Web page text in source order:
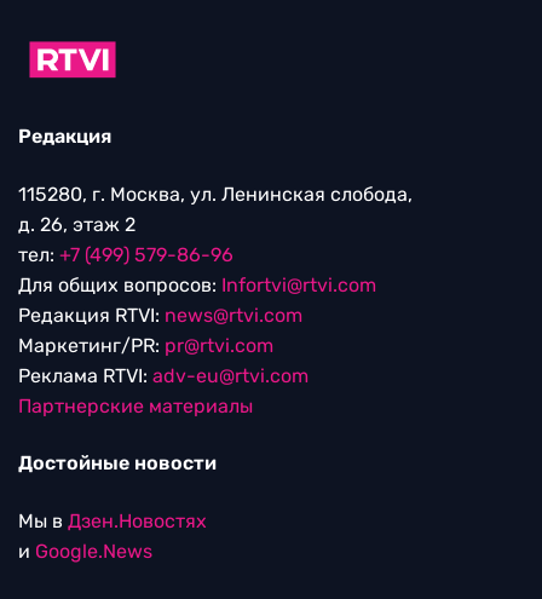
Редакция
115280, г. Москва, ул. Ленинская слобода,
д. 26, этаж 2
тел: +7 (499) 579-86-96
Для общих вопросов: Infortvi@rtvi.com
Редакция RTVI: news@rtvi.com
Маркетинг/PR: pr@rtvi.com
Реклама RTVI: adv-eu@rtvi.com
Партнерские материалы
Достойные новости
Мы в Дзен.Новостях
и Google.News